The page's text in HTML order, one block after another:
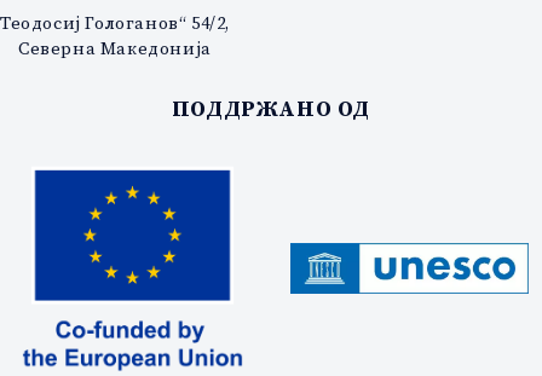
Теодосиј Гологанов“ 54/2,
Северна Македонија
ПОДДРЖАНО ОД